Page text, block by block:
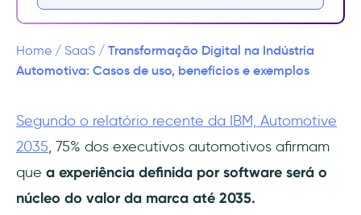
Fabricação Inteligente e Veículos Definidos
Comércio Digital e Ecossistema de
Mobilidade Conectada e Experiência do
Cliente
Quais são os benefícios da transformação
digital na indústria automotiva?
Home / SaaS / Transformação Digital na Indústria
Automotiva: Casos de uso, benefícios e exemplos
Segundo o relatório recente da IBM, Automotive
2035, 75% dos executivos automotivos afirmam
que a experiência definida por software será o
núcleo do valor da marca até 2035.